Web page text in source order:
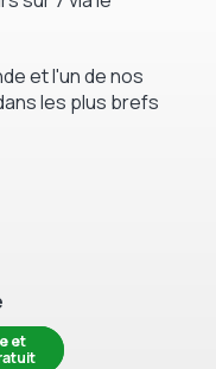
et l'un de nos
les plus brefs
et